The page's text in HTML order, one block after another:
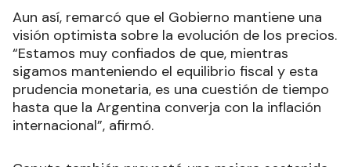
Aun así, remarcó que el Gobierno mantiene una
visión optimista sobre la evolución de los precios.
“Estamos muy confiados de que, mientras
sigamos manteniendo el equilibrio fiscal y esta
prudencia monetaria, es una cuestión de tiempo
hasta que la Argentina converja con la inflación
internacional”, afirmó.